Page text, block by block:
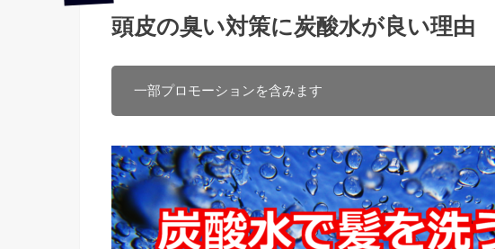
頭皮の臭い対策に炭酸水が良い理由
一部プロモーションを含みます